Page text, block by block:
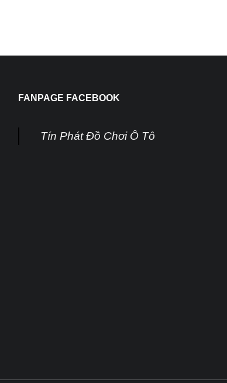
FANPAGE FACEBOOK
Tín Phát Đồ Chơi Ô Tô